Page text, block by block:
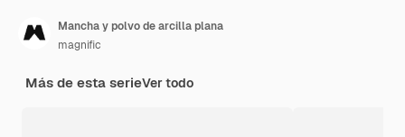
Mancha y polvo de arcilla plana
magnific
Más de esta serieVer todo